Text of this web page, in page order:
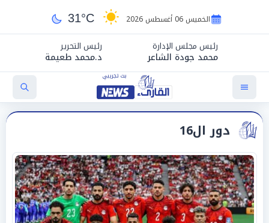
الخميس 06 أغسطس 2026 31°C
رئيس مجلس الإدارة
محمد جودة الشاعر
رئيس التحرير
د.محمد طعيمة
دور ال16